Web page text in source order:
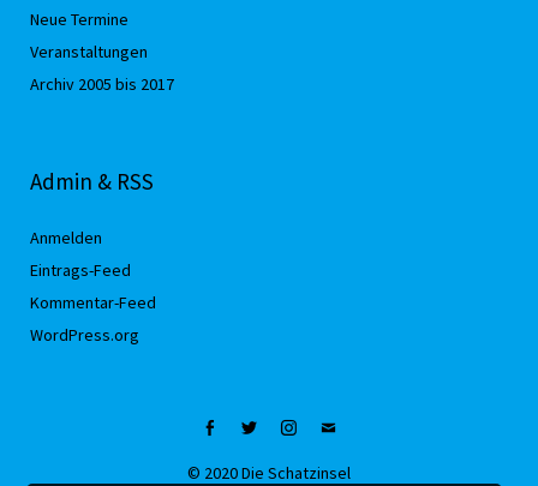
Neue Termine
Veranstaltungen
Archiv 2005 bis 2017
Admin & RSS
Anmelden
Eintrags-Feed
Kommentar-Feed
WordPress.org
Facebook
TwitterInstagram
Mail
© 2020 Die Schatzinsel